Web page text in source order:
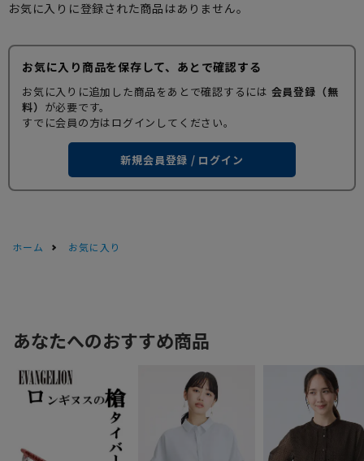
お気に入りに登録された商品はありません。
お気に入り商品を保存して、あとで確認する
お気に入りに追加した商品をあとで確認するには 会員登録（無
料） が必要です。
すでに会員の方はログインしてください。
新規会員登録 / ログイン
ホーム お気に入り